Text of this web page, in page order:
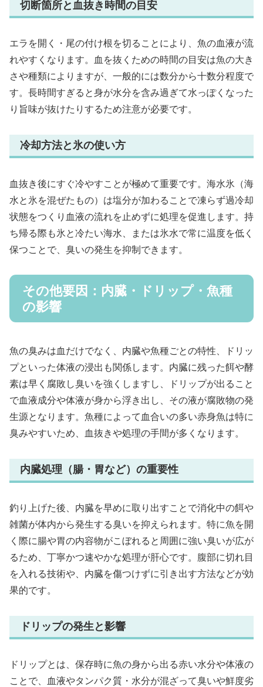
切断箇所と血抜き時間の目安
エラを開く・尾の付け根を切ることにより、魚の血液が流
れやすくなります。血を抜くための時間の目安は魚の大き
さや種類によりますが、一般的には数分から十数分程度で
す。長時間すぎると身が水分を含み過ぎて水っぽくなった
り旨味が抜けたりするため注意が必要です。
冷却方法と氷の使い方
血抜き後にすぐ冷やすことが極めて重要です。海水氷（海
水と氷を混ぜたもの）は塩分が加わることで凍らず過冷却
状態をつくり血液の流れを止めずに処理を促進します。持
ち帰る際も氷と冷たい海水、または氷水で常に温度を低く
保つことで、臭いの発生を抑制できます。
その他要因：内臓・ドリップ・魚種
の影響
魚の臭みは血だけでなく、内臓や魚種ごとの特性、ドリッ
プといった体液の浸出も関係します。内臓に残った餌や酵
素は早く腐敗し臭いを強くしますし、ドリップが出ること
で血液成分や体液が身から浮き出し、その液が腐敗物の発
生源となります。魚種によって血合いの多い赤身魚は特に
臭みやすいため、血抜きや処理の手間が多くなります。
内臓処理（腸・胃など）の重要性
釣り上げた後、内臓を早めに取り出すことで消化中の餌や
雑菌が体内から発生する臭いを抑えられます。特に魚を開
く際に腸や胃の内容物がこぼれると周囲に強い臭いが広が
るため、丁寧かつ速やかな処理が肝心です。腹部に切れ目
を入れる技術や、内臓を傷つけずに引き出す方法などが効
果的です。
ドリップの発生と影響
ドリップとは、保存時に魚の身から出る赤い水分や体液の
ことで、血液やタンパク質・水分が混ざって臭いや鮮度劣